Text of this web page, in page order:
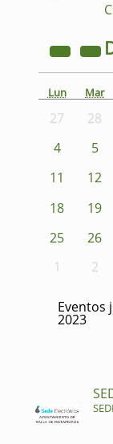
Lun Mar
27 28
4
5
11
12
18
19
25
26
1
2
Eventos
2023